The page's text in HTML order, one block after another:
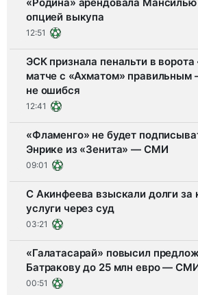
опцией выкупа
12:51
ЭСК признала пенальти в
матче с «Ахматом» правильным
не ошибся
12:41
«Фламенго» не будет
Энрике из «Зенита» — СМИ
09:01
С Акинфеева взыскали долги
услуги через суд
03:21
«Галатасарай» повысил
Батракову до 25 млн евро —
00:51